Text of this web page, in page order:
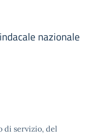
nazionale
di servizio, del